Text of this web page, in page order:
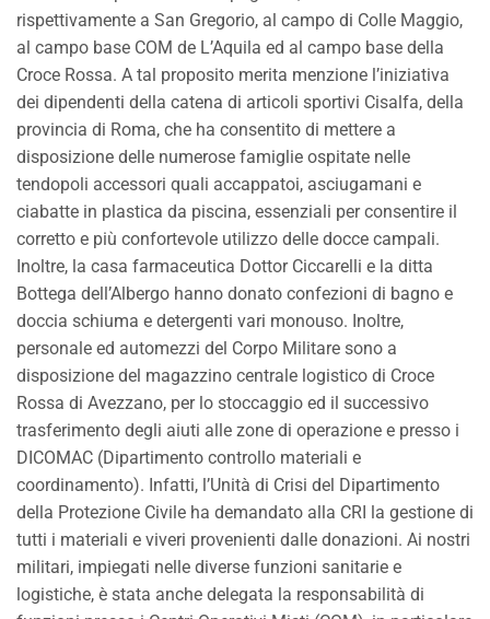
rispettivamente a San Gregorio, al campo di Colle Maggio,
al campo base COM de L’Aquila ed al campo base della
Croce Rossa. A tal proposito merita menzione l’iniziativa
dei dipendenti della catena di articoli sportivi Cisalfa, della
provincia di Roma, che ha consentito di mettere a
disposizione delle numerose famiglie ospitate nelle
tendopoli accessori quali accappatoi, asciugamani e
ciabatte in plastica da piscina, essenziali per consentire il
corretto e più confortevole utilizzo delle docce campali.
Inoltre, la casa farmaceutica Dottor Ciccarelli e la ditta
Bottega dell’Albergo hanno donato confezioni di bagno e
doccia schiuma e detergenti vari monouso. Inoltre,
personale ed automezzi del Corpo Militare sono a
disposizione del magazzino centrale logistico di Croce
Rossa di Avezzano, per lo stoccaggio ed il successivo
trasferimento degli aiuti alle zone di operazione e presso i
DICOMAC (Dipartimento controllo materiali e
coordinamento). Infatti, l’Unità di Crisi del Dipartimento
della Protezione Civile ha demandato alla CRI la gestione di
tutti i materiali e viveri provenienti dalle donazioni. Ai nostri
militari, impiegati nelle diverse funzioni sanitarie e
logistiche, è stata anche delegata la responsabilità di